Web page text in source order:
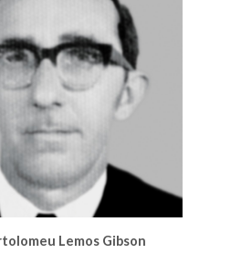
Lemos Gibson